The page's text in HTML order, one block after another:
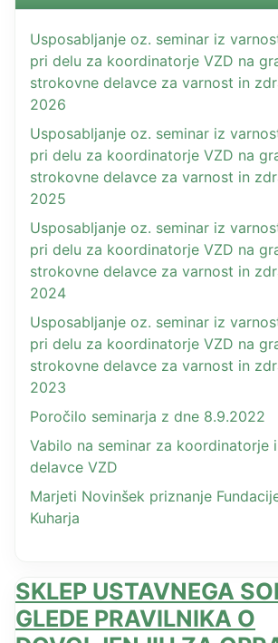
Usposabljanje oz. seminar iz
pri delu za koordinatorje VZD na
strokovne delavce za varnost in
2026
Usposabljanje oz. seminar iz
pri delu za koordinatorje VZD na
strokovne delavce za varnost in
2025
Usposabljanje oz. seminar iz
pri delu za koordinatorje VZD na
strokovne delavce za varnost in
2024
Usposabljanje oz. seminar iz
pri delu za koordinatorje VZD na
strokovne delavce za varnost in
2023
Poročilo seminarja z dne 8.9.2022
Vabilo na seminar za koordinatorje
delavce VZD
Marjeti Novinšek priznanje
Kuharja
SKLEP USTAVNEGA
GLEDE PRAVILNIKA O